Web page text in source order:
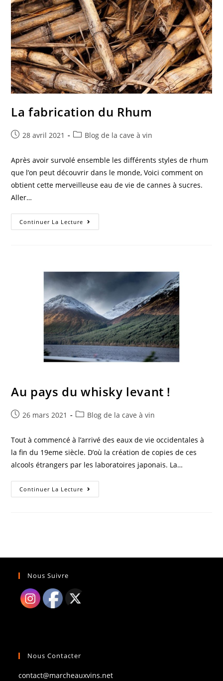
La fabrication du Rhum
Post28 avril 2021
PostBlog de la cave à vin
Après avoir survolé ensemble les différents styles de rhum
que l’on peut découvrir dans le monde, Voici comment on
obtient cette merveilleuse eau de vie de cannes à sucres.
Aller…
Continuer La Lecture La
Fabrication
Au pays du whisky levant !
Post26 mars 2021
PostBlog de la cave à vin
Tout à commencé à l’arrivé des eaux de vie occidentales à
la fin du 19eme siècle. D’où la création de copies de ces
alcools étrangers par les laboratoires japonais. La…
Continuer La Lecture Au
Pays
Nous Suivre
Nous Contacter
contact@marcheauxvins.net